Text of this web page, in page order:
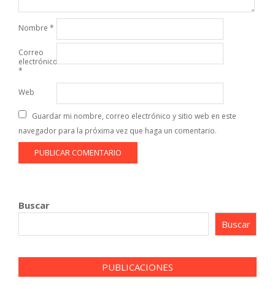
Nombre *
Correo
electrónico
*
Web
Guardar mi nombre, correo electrónico y sitio web en este
navegador para la próxima vez que haga un comentario.
Buscar
Buscar
PUBLICACIONES